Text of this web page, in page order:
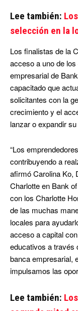
Lee también:
selección en la
Los finalistas de la
acceso a uno de
empresarial de
capacitado que
solicitantes con la
crecimiento y el
lanzar o expandir
“Los
contribuyendo a
afirmó Carolina Ko,
Charlotte en Bank
con los Charlotte
de las muchas
locales para
acceso a capital
educativos a través
banca empresarial,
impulsamos las
Lee también: